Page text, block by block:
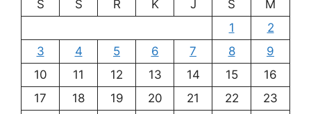
S S R K J S
M
1
2
3
4 5 6 7 8
9
10
11 12 13 14 15
16
17
18 19 20 21 22
23